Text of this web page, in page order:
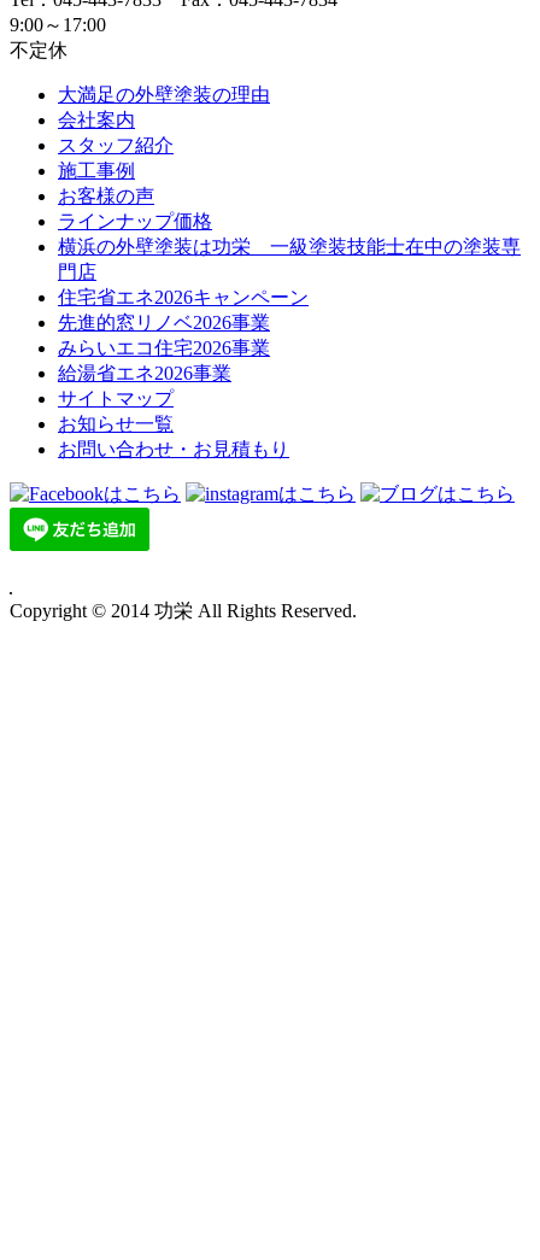
9:00～17:00
不定休
大満足の外壁塗装の理由
会社案内
スタッフ紹介
施工事例
お客様の声
ラインナップ価格
横浜の外壁塗装は功栄 一級塗装技能士在中の塗装専
門店
住宅省エネ2026キャンペーン
先進的窓リノベ2026事業
みらいエコ住宅2026事業
給湯省エネ2026事業
サイトマップ
お知らせ一覧
お問い合わせ・お見積もり
Copyright © 2014 功栄 All Rights Reserved.